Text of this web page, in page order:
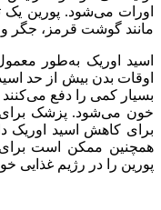
اورات می‌شود. پورین
مانند گوشت قرمز، جگر و
اسید اوریک به‌طور
اوقات بدن بیش از حد
بسیار کمی را دفع
خون می‌شود. پزشک برای
برای کاهش اسید اوریک
همچنین ممکن است برای
پورین را در رژیم غذایی